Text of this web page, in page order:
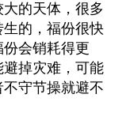
的天体，很多
的，福份很快
会销耗得更
掉灾难，可能
守节操就避不